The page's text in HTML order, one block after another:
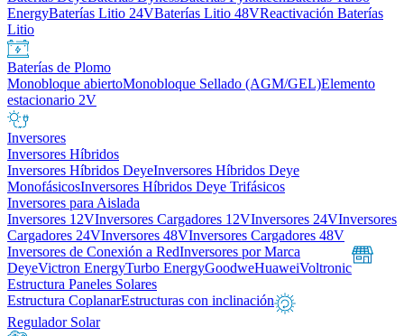
EnergyBaterías Litio 24VBaterías Litio 48VReactivación Baterías
Litio
Baterías de Plomo
Monobloque abiertoMonobloque Sellado (AGM/GEL)Elemento
estacionario 2V
Inversores
Inversores Híbridos
Inversores Híbridos DeyeInversores Híbridos Deye
MonofásicosInversores Híbridos Deye Trifásicos
Inversores para Aislada
Inversores 12VInversores Cargadores 12VInversores 24VInversores
Cargadores 24VInversores 48VInversores Cargadores 48V
Inversores de Conexión a RedInversores por Marca
DeyeVictron EnergyTurbo EnergyGoodweHuaweiVoltronic
Estructura Paneles Solares
Estructura CoplanarEstructuras con inclinación
Regulador Solar